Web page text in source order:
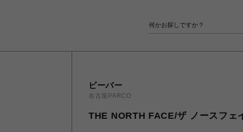
ビーバー
名古屋PARCO
THE NORTH FACE/ザ ノースフ